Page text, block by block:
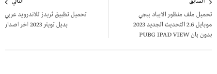
المقالات
تحميل ملف منظور الايباد ببجي
موبايل 2.6 التحديث الجديد 2023
بدون بان PUBG IPAD VIEW
تحميل تطبيق ثريدز للاندرويد عربي
بديل تويتر 2023 اخر اصدار